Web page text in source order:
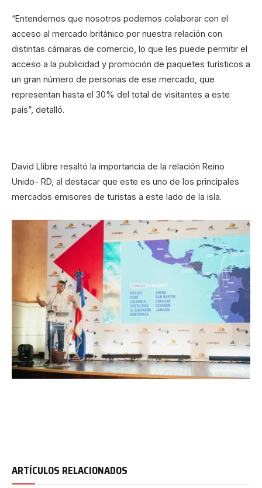
“Entendemos que nosotros podemos colaborar con el
acceso al mercado británico por nuestra relación con
distintas cámaras de comercio, lo que les puede permitir el
acceso a la publicidad y promoción de paquetes turísticos a
un gran número de personas de ese mercado, que
representan hasta el 30% del total de visitantes a este
país”, detalló.
David Llibre resaltó la importancia de la relación Reino
Unido- RD, al destacar que este es uno de los principales
mercados emisores de turistas a este lado de la isla.
ARTÍCULOS RELACIONADOS